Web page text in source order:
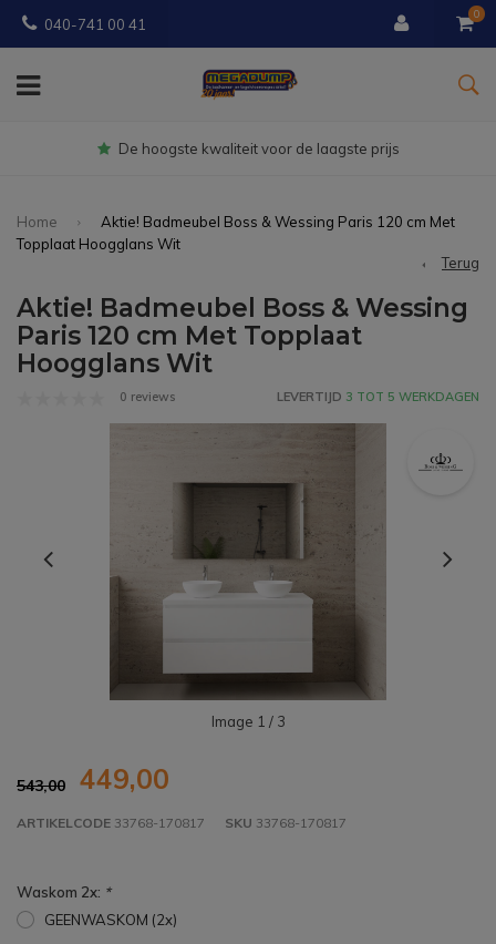
040-741 00 41
0
Gratisbezorgd vanaf € 150
Home
Aktie! Badmeubel Boss & Wessing Paris 120 cm Met
Topplaat Hoogglans Wit
Terug
Aktie! Badmeubel Boss & Wessing
Paris 120 cm Met Topplaat
Hoogglans Wit
0 reviews LEVERTIJD 3 TOT 5 WERKDAGEN
Image 1 / 3
543,00 449,00
ARTIKELCODE 33768-170817 SKU 33768-170817
Waskom 2x: *
GEENWASKOM (2x)